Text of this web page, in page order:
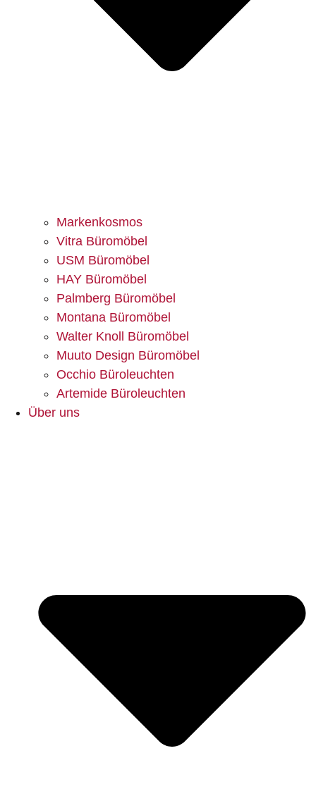
Markenkosmos
Vitra Büromöbel
USM Büromöbel
HAY Büromöbel
Palmberg Büromöbel
Montana Büromöbel
Walter Knoll Büromöbel
Muuto Design Büromöbel
Occhio Büroleuchten
Artemide Büroleuchten
Über uns